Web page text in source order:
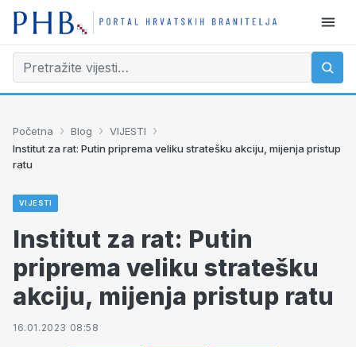
Početna › Blog › VIJESTI ›
Institut za rat: Putin priprema veliku stratešku akciju, mijenja pristup
ratu
VIJESTI
Institut za rat: Putin
priprema veliku stratešku
akciju, mijenja pristup ratu
16.01.2023 08:58